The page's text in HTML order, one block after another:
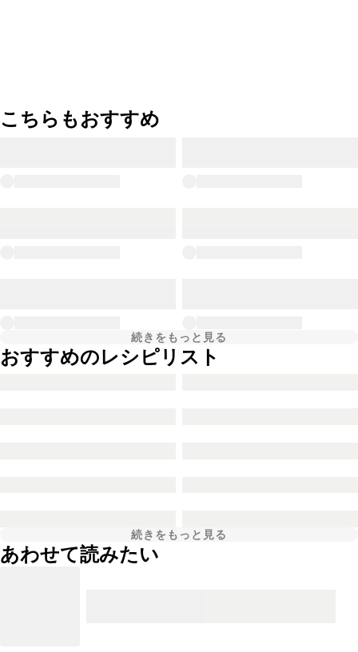
こちらもおすすめ
続きをもっと見る
おすすめのレシピリスト
続きをもっと見る
あわせて読みたい